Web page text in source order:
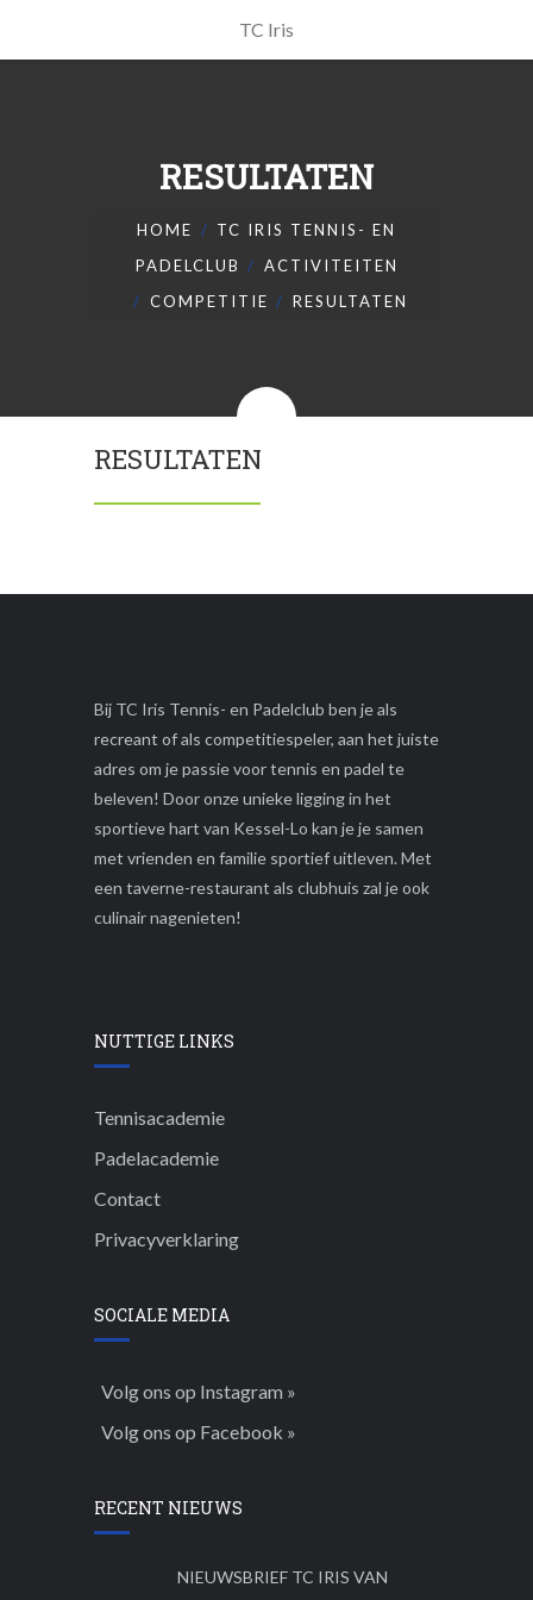
TC Iris
RESULTATEN
HOME
TC IRIS TENNIS- EN
PADELCLUB
ACTIVITEITEN
COMPETITIE
RESULTATEN
RESULTATEN
Bij TC Iris Tennis- en Padelclub ben je als
recreant of als competitiespeler, aan het juiste
adres om je passie voor tennis en padel te
beleven! Door onze unieke ligging in het
sportieve hart van Kessel-Lo kan je je samen
met vrienden en familie sportief uitleven. Met
een taverne-restaurant als clubhuis zal je ook
culinair nagenieten!
NUTTIGE LINKS
Tennisacademie
Padelacademie
Contact
Privacyverklaring
SOCIALE MEDIA
Volg ons op Instagram »
Volg ons op Facebook »
RECENT NIEUWS
NIEUWSBRIEF TC IRIS VAN